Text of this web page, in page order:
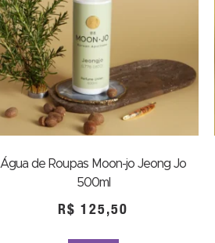
Água de Roupas Moon-jo Jeong Jo
500ml
R$ 125,50